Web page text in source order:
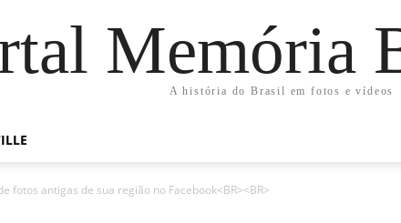
Memória
A história do Brasil em fotos e vídeos
fotos antigas de sua região no Facebook<BR><BR>